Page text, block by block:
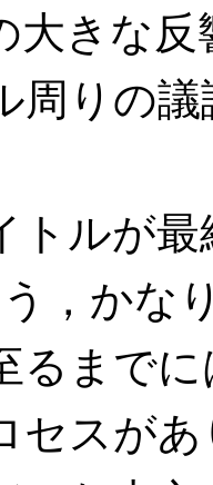
大きな
周りの
ルが最
，かな
るまで
セスが